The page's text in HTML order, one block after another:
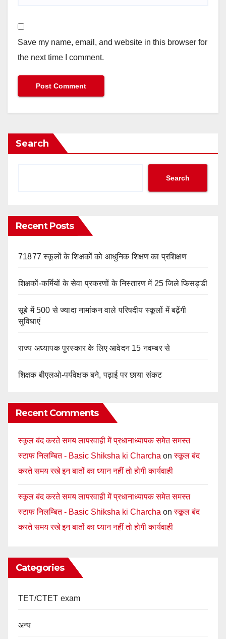
Save my name, email, and website in this browser for
the next time I comment.
Search
Search
Recent Posts
71877 स्कूलों के शिक्षकों को आधुनिक शिक्षण का प्रशिक्षण
शिक्षकों-कर्मियों के सेवा प्रकरणों के निस्तारण में 25 जिले फिसड्डी
सूबे में 500 से ज्यादा नामांकन वाले परिषदीय स्कूलों में बढ़ेंगी
सुविधाएं
राज्य अध्यापक पुरस्कार के लिए आवेदन 15 नवम्बर से
शिक्षक बीएलओ-पर्यवेक्षक बने, पढ़ाई पर छाया संकट
Recent Comments
स्कूल बंद करते समय लापरवाही में प्रधानाध्यापक समेत समस्त
स्टाफ निलम्बित - Basic Shiksha ki Charcha onस्कूल बंद
करते समय रखे इन बातों का ध्यान नहीं तो होगी कार्यवाही
स्कूल बंद करते समय लापरवाही में प्रधानाध्यापक समेत समस्त
स्टाफ निलम्बित - Basic Shiksha ki Charcha onस्कूल बंद
करते समय रखे इन बातों का ध्यान नहीं तो होगी कार्यवाही
Categories
TET/CTET exam
अन्य